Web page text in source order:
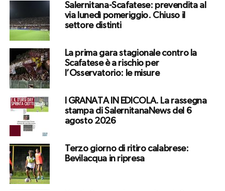
Salernitana-Scafatese: prevendita al
via lunedì pomeriggio. Chiuso il
settore distinti
La prima gara stagionale contro la
Scafatese è a rischio per
l’Osservatorio: le misure
I GRANATA IN EDICOLA. La rassegna
stampa di SalernitanaNews del 6
agosto 2026
Terzo giorno di ritiro calabrese:
Bevilacqua in ripresa